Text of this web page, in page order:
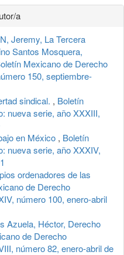
a
Jeremy, La Tercera
Santos Mosquera,
Mexicano de Derecho
150, septiembre-
sindical. , Boletín
nueva serie, año XXXIII,
en México , Boletín
nueva serie, año XXXIV,
ordenadores de las
de Derecho
número 100, enero-abril
Azuela, Héctor, Derecho
de Derecho
número 82, enero-abril de